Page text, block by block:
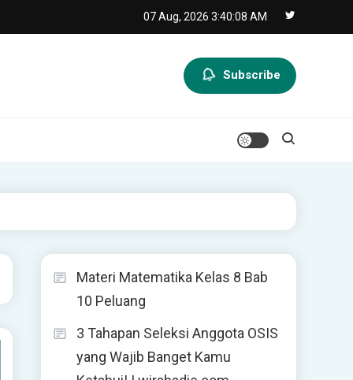
07 Aug, 2026 3:40:09 AM
Subscribe
Materi Matematika Kelas 8 Bab
10 Peluang
3 Tahapan Seleksi Anggota OSIS
yang Wajib Banget Kamu